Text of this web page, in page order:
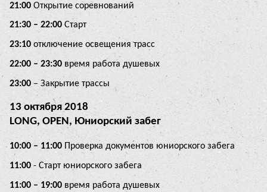
21:00 Открытие соревнований
21:30 – 22:00 Старт
23:10 отключение освещения трасс
22:00 – 23:30 время работа душевых
23:00– Закрытие трассы
13 октября 2018
LONG, OPEN, Юниорский забег
10:00 – 11:00 Проверка документов юниорского забега
11:00 - Старт юниорского забега
11:00 – 19:00 время работа душевых